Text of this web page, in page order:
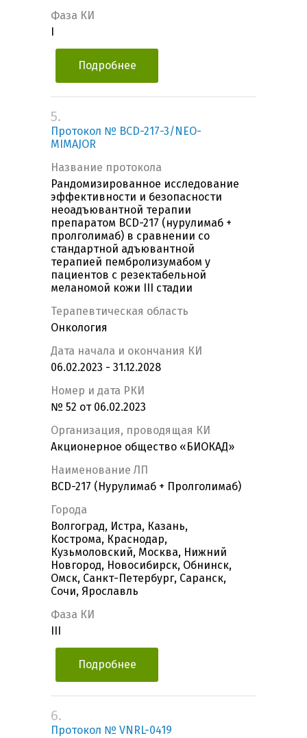
Фаза КИ
Подробнее
5.
Протокол № BCD-217-3/NEO-
MIMAJOR
Название протокола
Рандомизированное исследование
эффективности и безопасности
неоадъювантной терапии
препаратом BCD-217 (нурулимаб +
пролголимаб) в сравнении со
стандартной адъювантной
терапией пембролизумабом у
пациентов с резектабельной
меланомой кожи III стадии
Терапевтическая область
Онкология
Дата начала и окончания КИ
06.02.2023 - 31.12.2028
Номер и дата РКИ
№ 52 от 06.02.2023
Организация, проводящая КИ
Акционерное общество «БИОКАД»
Наименование ЛП
BCD-217 (Нурулимаб + Пролголимаб)
Города
Волгоград, Истра, Казань,
Кострома, Краснодар,
Кузьмоловский, Москва, Нижний
Новгород, Новосибирск, Обнинск,
Омск, Санкт-Петербург, Саранск,
Сочи, Ярославль
Фаза КИ
Подробнее
6.
Протокол № VNRL-0419